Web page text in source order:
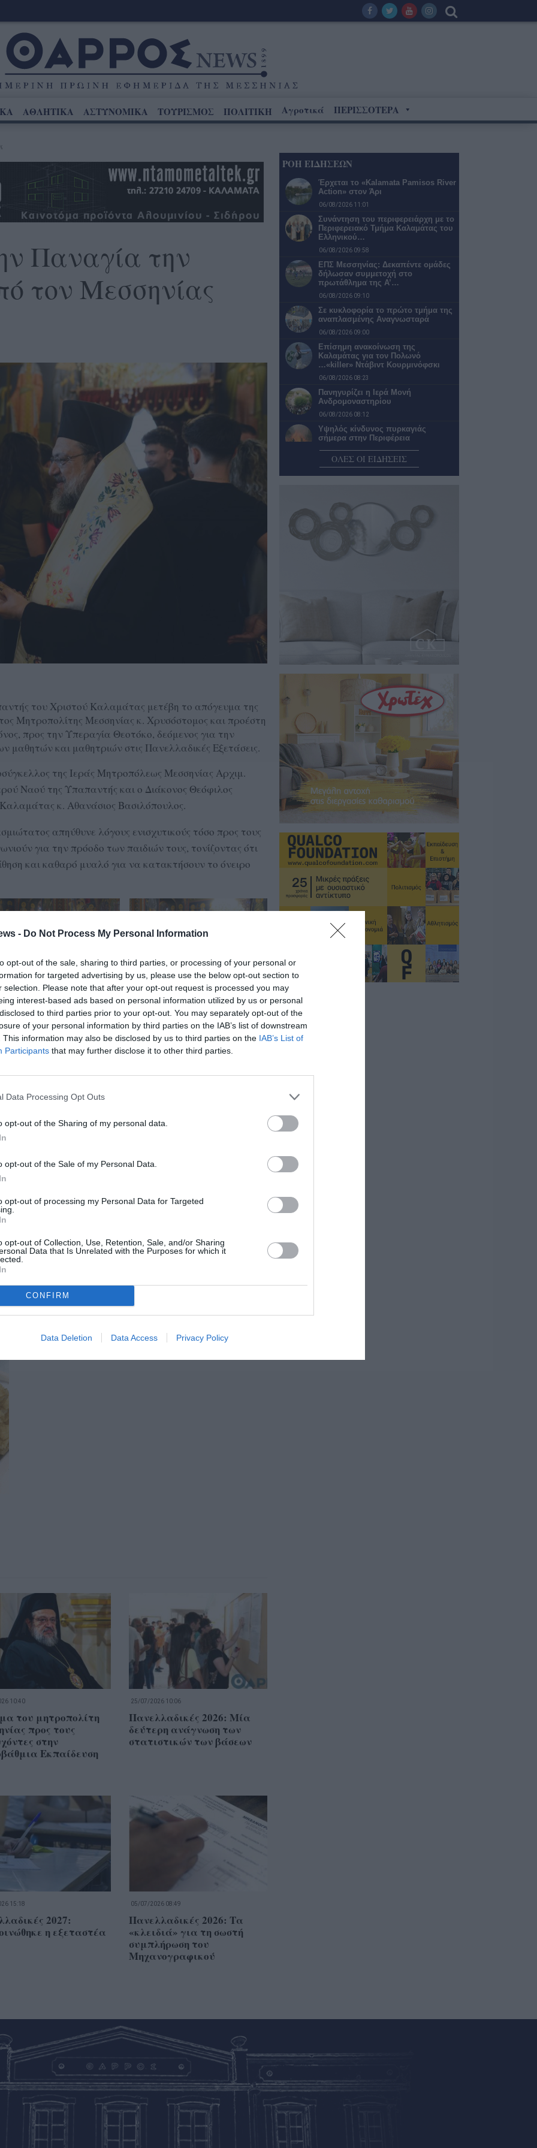
- Do Not Process My Personal Information
opt-out of the sale, sharing to third parties, or processing of your personal or
for targeted advertising by us, please use the below opt-out section to
selection. Please note that after your opt-out request is processed you may
interest-based ads based on personal information utilized by us or personal
to third parties prior to your opt-out. You may separately opt-out of the
of your personal information by third parties on the IAB’s list of downstream
This information may also be disclosed by us to third parties on the IAB’s List of
Participants that may further disclose it to other third parties.
Data Processing Opt Outs
opt-out of the Sharing of my personal data.
opt-out of the Sale of my Personal Data.
opt-out of processing my Personal Data for Targeted
opt-out of Collection, Use, Retention, Sale, and/or Sharing
Data that Is Unrelated with the Purposes for which it
CONFIRM
Data Deletion Data Access Privacy Policy
ΑΘΛΗΤΙΚΑ ΑΣΤΥΝΟΜΙΚΑ ΤΟΥΡΙΣΜΟΣ ΠΟΛΙΤΙΚΗ Αγροτικά ΠΕΡΙΣΣΟΤΕΡΑ
Παναγία την
τον Μεσσηνίας
του Χριστού Καλαμάτας μετέβη το απόγευμα της
Μητροπολίτης Μεσσηνίας κ. Χρυσόστομος και προέστη
προς την Υπεραγία Θεοτόκο, δεόμενος για την
μαθητών και μαθητριών στις Πανελλαδικές Εξετάσεις.
της Ιεράς Μητροπόλεως Μεσσηνίας Αρχιμ.
Ναού της Υπαπαντής και ο Διάκονος Θεόφιλος
κ. Αθανάσιος Βασιλόπουλος.
απηύθυνε λόγους ενισχυτικούς τόσο προς τους
για την πρόοδο των παιδιών τους, τονίζοντας ότι
και καθαρό μυαλό για να κατακτήσουν το όνειρο
δίπλα τους ως μητέρα και προσεύχεται υπέρ της
ότι μια τυχόν αποτυχία δεν σημαίνει το τέλος
ΕΞΕΤΑΣΕΙΣ
10:40
του μητροπολίτη
προς τους
στην
Εκπαίδευση
25/07/2026 10:06
Πανελλαδικές 2026: Μία
δεύτερη ανάγνωση των
στατιστικών των βάσεων
15:18
2027:
η εξεταστέα
05/07/2026 08:49
Πανελλαδικές 2026: Τα
«κλειδιά» για τη σωστή
συμπλήρωση του
Μηχανογραφικού
ΡΟΗ ΕΙΔΗΣΕΩΝ
Έρχεται το «Kalamata Pamisos River
Action» στον Άρι
06/08/2026 11:01
Συνάντηση του περιφερειάρχη με το
Περιφερειακό Τμήμα Καλαμάτας του
Ελληνικού…
06/08/2026 09:58
ΕΠΣ Μεσσηνίας: Δεκαπέντε ομάδες
δήλωσαν συμμετοχή στο
πρωτάθλημα της Α’…
06/08/2026 09:10
Σε κυκλοφορία το πρώτο τμήμα της
αναπλασμένης Αναγνωσταρά
06/08/2026 09:00
Επίσημη ανακοίνωση της
Καλαμάτας για τον Πολωνό
…«killer» Ντάβιντ Κουρμινόφσκι
06/08/2026 08:23
Πανηγυρίζει η Ιερά Μονή
Ανδρομοναστηρίου
06/08/2026 08:12
Υψηλός κίνδυνος πυρκαγιάς
σήμερα στην Περιφέρεια
06/08/2026 07:53
Μάνη: Μεγάλη επιχείρηση
06/08/2026 07:42
Ο καιρός σήμερα Πέμπτη στην
Καλαμάτα
ΟΛΕΣ ΟΙ ΕΙΔΗΣΕΙΣ